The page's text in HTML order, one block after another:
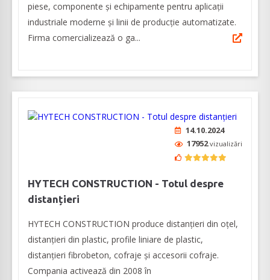
piese, componente şi echipamente pentru aplicaţii
industriale moderne şi linii de producţie automatizate.
Firma comercializează o ga...
14.10.2024
17952vizualizări
HYTECH CONSTRUCTION - Totul despre
distanțieri
HYTECH CONSTRUCTION produce distanțieri din oțel,
distanțieri din plastic, profile liniare de plastic,
distanțieri fibrobeton, cofraje și accesorii cofraje.
Compania activează din 2008 în